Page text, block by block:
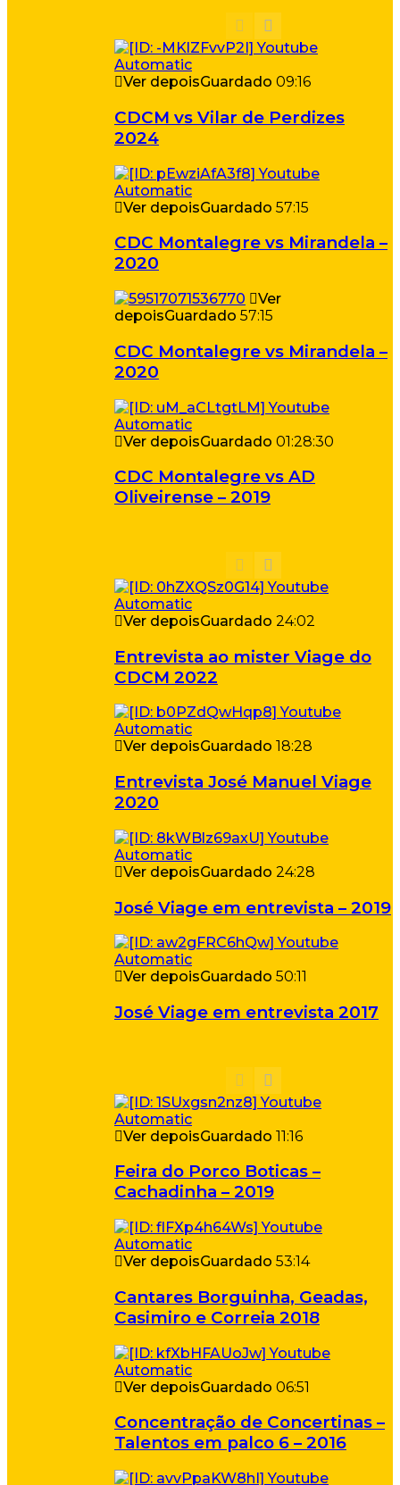
Ver depoisGuardado 09:16
CDCM vs Vilar de Perdizes
2024
Ver depoisGuardado 57:15
CDC Montalegre vs Mirandela –
2020
Ver
depoisGuardado 57:15
CDC Montalegre vs Mirandela –
2020
Ver depoisGuardado 01:28:30
CDC Montalegre vs AD
Oliveirense – 2019
Ver depoisGuardado 24:02
Entrevista ao mister Viage do
CDCM 2022
Ver depoisGuardado 18:28
Entrevista José Manuel Viage
2020
Ver depoisGuardado 24:28
José Viage em entrevista – 2019
Ver depoisGuardado 50:11
José Viage em entrevista 2017
Ver depoisGuardado 11:16
Feira do Porco Boticas –
Cachadinha – 2019
Ver depoisGuardado 53:14
Cantares Borguinha, Geadas,
Casimiro e Correia 2018
Ver depoisGuardado 06:51
Concentração de Concertinas –
Talentos em palco 6 – 2016